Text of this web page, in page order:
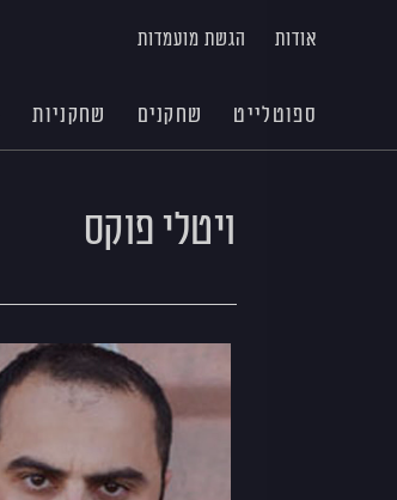
אודות הגשת מועמדות
ספוטלייט שחקנים שחקניות
ויטלי פוקס